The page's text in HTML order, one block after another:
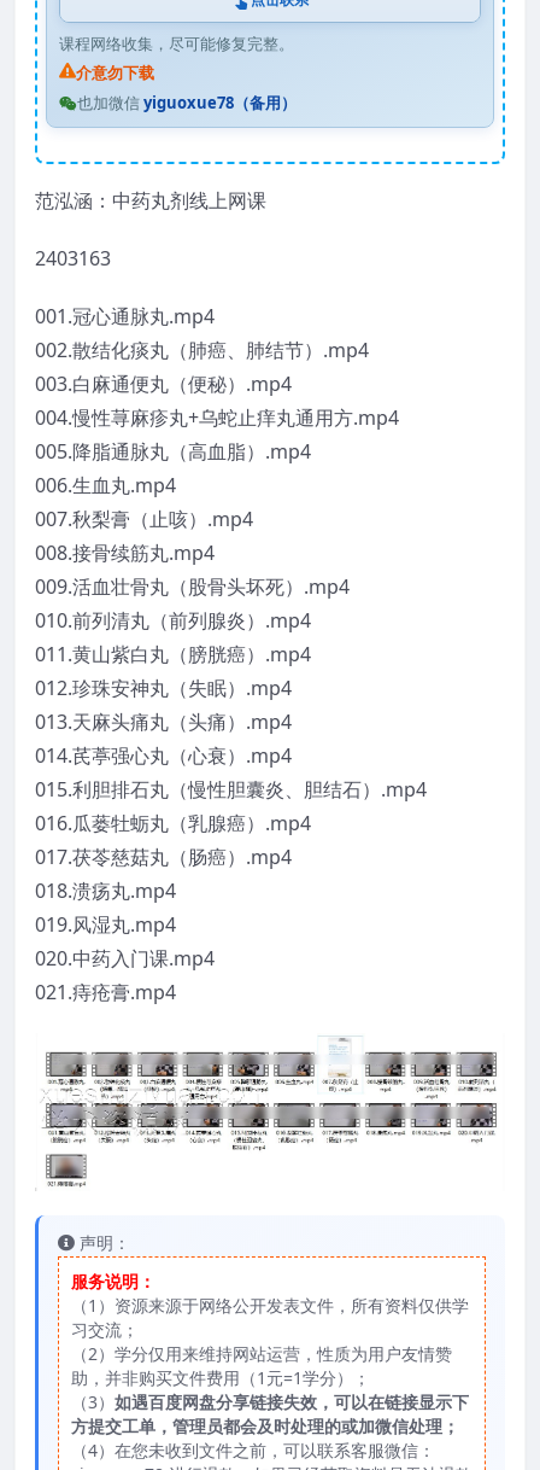
课程网络收集，尽可能修复完整。
介意勿下载
也加微信yiguoxue78（备用）
范泓涵：中药丸剂线上网课
2403163
001.冠心通脉丸.mp4
002.散结化痰丸（肺癌、肺结节）.mp4
003.白麻通便丸（便秘）.mp4
004.慢性荨麻疹丸+乌蛇止痒丸通用方.mp4
005.降脂通脉丸（高血脂）.mp4
006.生血丸.mp4
007.秋梨膏（止咳）.mp4
008.接骨续筋丸.mp4
009.活血壮骨丸（股骨头坏死）.mp4
010.前列清丸（前列腺炎）.mp4
011.黄山紫白丸（膀胱癌）.mp4
012.珍珠安神丸（失眠）.mp4
013.天麻头痛丸（头痛）.mp4
014.芪葶强心丸（心衰）.mp4
015.利胆排石丸（慢性胆囊炎、胆结石）.mp4
016.瓜蒌牡蛎丸（乳腺癌）.mp4
017.茯苓慈菇丸（肠癌）.mp4
018.溃疡丸.mp4
019.风湿丸.mp4
020.中药入门课.mp4
021.痔疮膏.mp4
声明：
服务说明：
（1）资源来源于网络公开发表文件，所有资料仅供学
习交流；
（2）学分仅用来维持网站运营，性质为用户友情赞
助，并非购买文件费用（1元=1学分）；
（3） 如遇百度网盘分享链接失效，可以在链接显示下
方提交工单，管理员都会及时处理的或加微信处理；
（4）在您未收到文件之前，可以联系客服微信：